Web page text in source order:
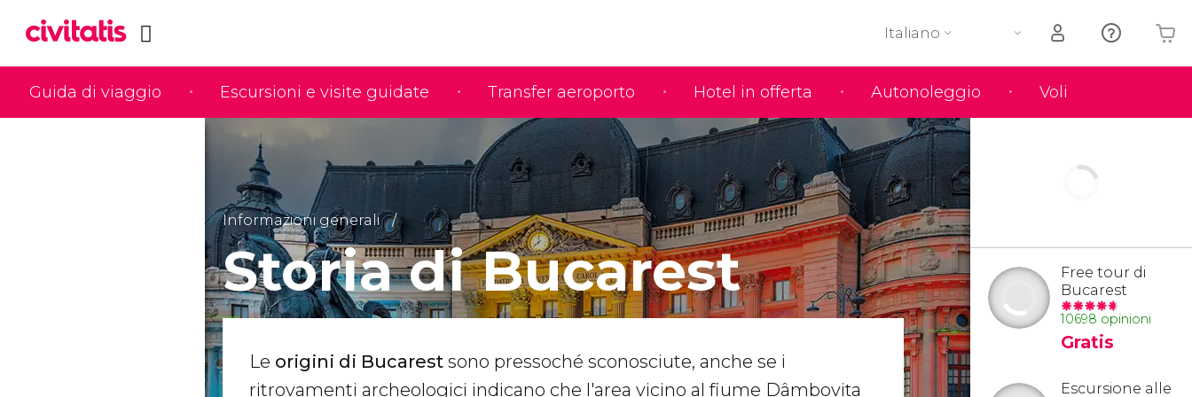
Guida di viaggio Escursioni e visite guidate Transfer aeroporto Hotel in offerta Autonoleggio Voli
Italiano
Il tuo carrello è vuoto
Informazioni generali
Storia di Bucarest
Le origini di Bucarest sono pressoché sconosciute, anche se i
ritrovamenti archeologici indicano che l'area vicino al fiume Dâmbovița
Free tour di
Bucarest
10698 opinioni
Gratis
Escursione alle